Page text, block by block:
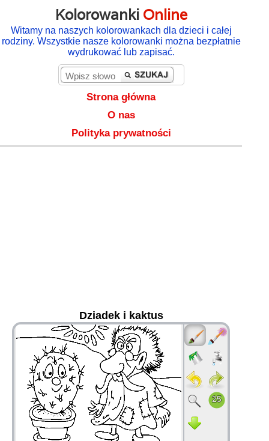
Kolorowanki Online
Witamy na naszych kolorowankach dla dzieci i całej
rodziny. Wszystkie nasze kolorowanki można bezpłatnie
wydrukować lub zapisać.
Strona główna
O nas
Polityka prywatności
Dziadek i kaktus